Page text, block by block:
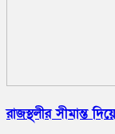
রাজস্থলীর সীমান্ত